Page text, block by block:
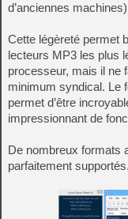
d’anciennes
Cette légèreté permet
lecteurs MP3 les plus
processeur, mais il ne
minimum syndical. Le
permet d’être
impressionnant de
De nombreux formats
parfaitement supportés.